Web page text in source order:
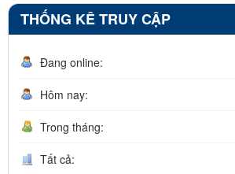
THỐNG KÊ TRUY CẬP
Đang online:
Hôm nay:
Trong tháng:
Tất cả: